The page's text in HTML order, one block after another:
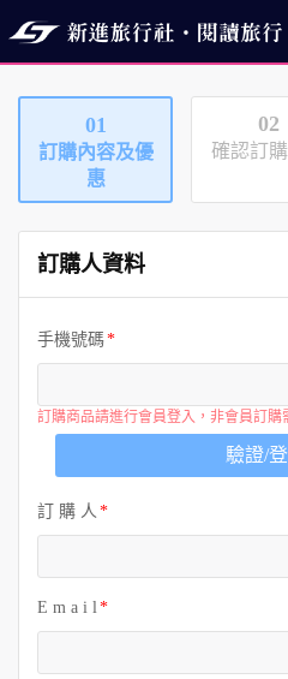
01
訂購內容及優
惠
02
確認訂
訂購人資料
手機號碼
訂購商品請進行會員登入，非會員訂購
驗證/
訂 購 人
E m a i l